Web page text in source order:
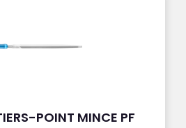
POINT MINCE PF